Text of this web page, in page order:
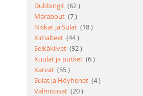
Dubbingit 62tuote
Marabout 7tuote
Niskat ja Sulat
18tuote
Kimalteet 44tuote
Selkäkilvet 92tuote
Kuulat ja putket 6tuote
Karvat
55tuote
Sulat ja Höyhenet 4tuote
Valmisosat 20tuote